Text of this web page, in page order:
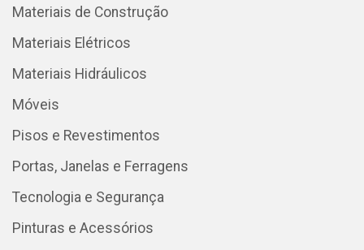
Materiais de Construção
Materiais Elétricos
Materiais Hidráulicos
Móveis
Pisos e Revestimentos
Portas, Janelas e Ferragens
Tecnologia e Segurança
Pinturas e Acessórios